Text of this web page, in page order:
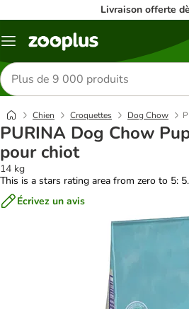
Livraison offerte
Menu
Rechercher
des
produits
Chien Croquettes Dog Chow
PURINA Dog Chow
pour chiot
14 kg
This is a stars rating area from zero to 5:
Écrivez un avis